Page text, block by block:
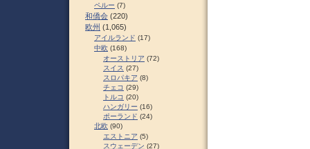
ペルー (7)
和僑会 (220)
欧州 (1,065)
アイルランド (17)
中欧 (168)
オーストリア (72)
スイス (27)
スロパキア (8)
チェコ (29)
トルコ (20)
ハンガリー (16)
ポーランド (24)
北欧 (90)
エストニア (5)
スウェーデン (27)